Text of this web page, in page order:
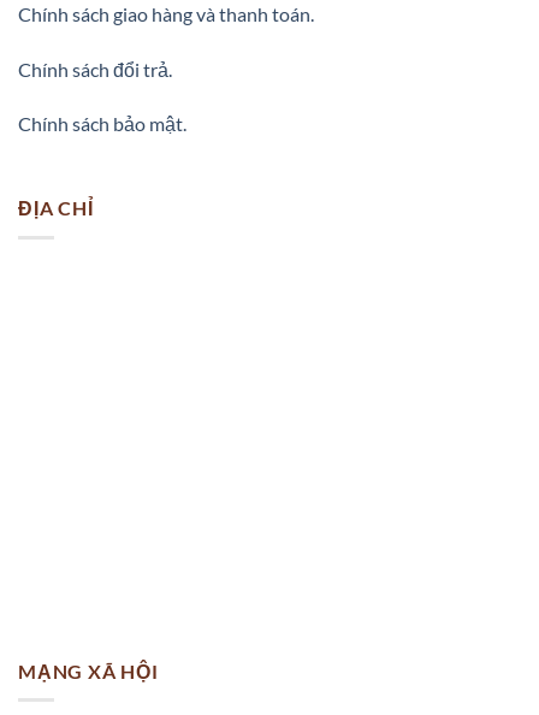
Chính sách giao hàng và thanh toán.
Chính sách đổi trả.
Chính sách bảo mật.
ĐỊA CHỈ
MẠNG XÃ HỘI